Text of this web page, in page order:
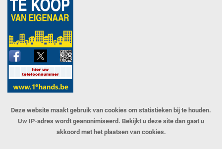
Deze website maakt gebruik van cookies om statistieken bij te houden.
Uw IP-adres wordt geanonimiseerd. Bekijkt u deze site dan gaat u
akkoord met het plaatsen van cookies.